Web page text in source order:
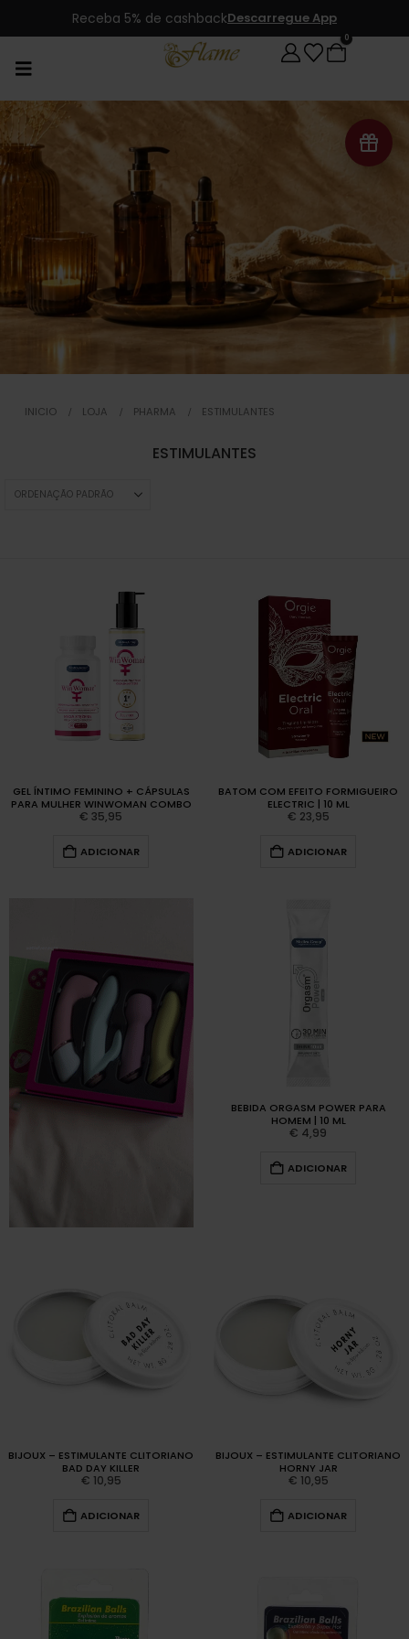
Receba 5% de cashbackDescarregue App
0
INICIO LOJA PHARMA ESTIMULANTES
ESTIMULANTES
GEL ÍNTIMO FEMININO + CÁPSULAS
PARA MULHER WINWOMAN COMBO
€ 35,95
ADICIONAR
BATOM COM EFEITO FORMIGUEIRO
ELECTRIC | 10 ML
€ 23,95
ADICIONAR
BEBIDA ORGASM POWER PARA
HOMEM | 10 ML
€ 4,99
ADICIONAR
BIJOUX – ESTIMULANTE CLITORIANO
BAD DAY KILLER
€ 10,95
ADICIONAR
BIJOUX – ESTIMULANTE CLITORIANO
HORNY JAR
€ 10,95
ADICIONAR